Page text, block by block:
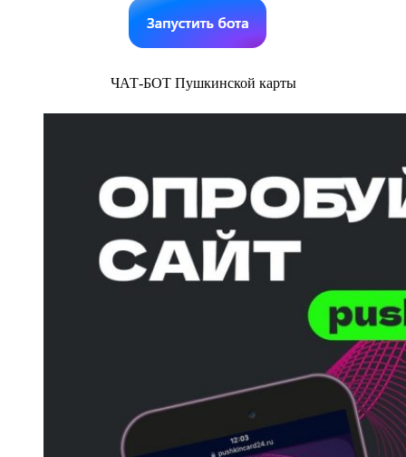
ЧАТ-БОТ Пушкинской карты